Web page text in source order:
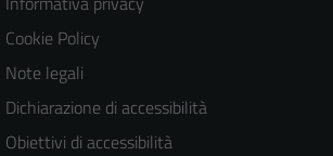
Cookie Policy
Note legali
Dichiarazione di accessibilità
Obiettivi di accessibilità